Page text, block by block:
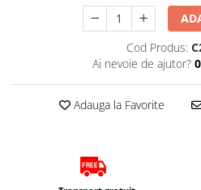
Imbracaminte Casual
Ochelari de soare
Cod Produs:
Ai nevoie de ajutor?
Adauga la Favorite